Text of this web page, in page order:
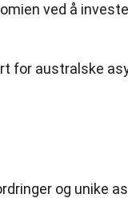
ved å
for australske
og unike